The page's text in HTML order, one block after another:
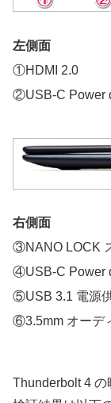
左側面
①HDMI 2.0
②USB-C Power
右側面
③NANO LOCK
④USB-C Power
⑤USB 3.1 電源
⑥3.5mm オーデ
Thunderbolt 4